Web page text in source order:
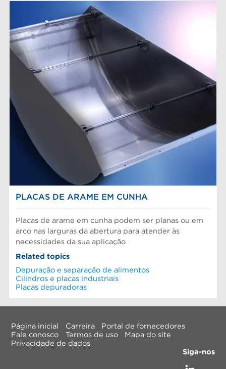
PLACAS DE ARAME EM CUNHA
Placas de arame em cunha podem ser planas ou em
arco nas larguras da abertura para atender às
necessidades da sua aplicação
Related topics
Depuração e separação de alimentos
Cilindros e placas industriais
Placas depuradoras
Página inicial Carreira
Portal de fornecedores
Fale conosco
Termos de uso
Mapa do site
Privacidade de dados
Siga-nos